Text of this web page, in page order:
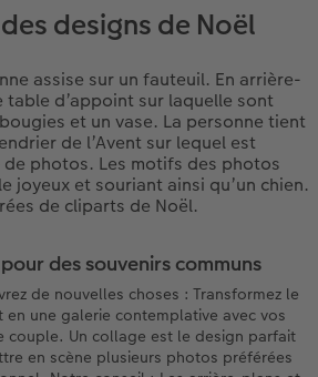
designs de Noël
des souvenirs communs
de nouvelles choses : Transformez le
en une galerie contemplative avec vos
couple. Un collage est le design parfait
en scène plusieurs photos préférées